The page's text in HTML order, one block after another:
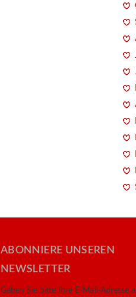
ABONNIERE UNSEREN
NEWSLETTER
Geben Sie bitte Ihre E-Mail-Adresse